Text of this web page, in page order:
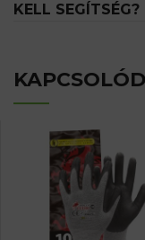
KELL SEGÍTSÉG?